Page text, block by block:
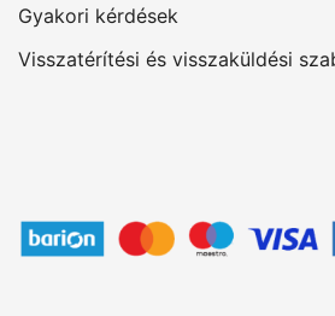
Gyakori kérdések
Visszatérítési és visszaküldési